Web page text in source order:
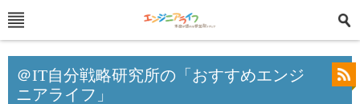
＠IT自分戦略研究所の「おすすめエンジ
ニアライフ」